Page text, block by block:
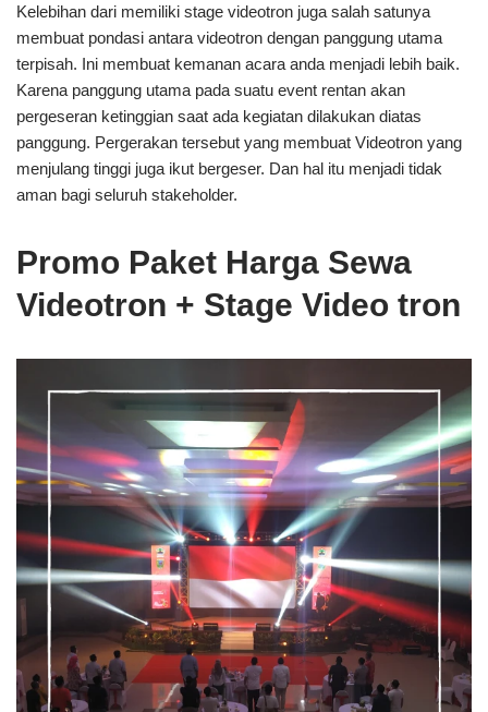
Kelebihan dari memiliki stage videotron juga salah satunya
membuat pondasi antara videotron dengan panggung utama
terpisah. Ini membuat kemanan acara anda menjadi lebih baik.
Karena panggung utama pada suatu event rentan akan
pergeseran ketinggian saat ada kegiatan dilakukan diatas
panggung. Pergerakan tersebut yang membuat Videotron yang
menjulang tinggi juga ikut bergeser. Dan hal itu menjadi tidak
aman bagi seluruh stakeholder.
Promo Paket Harga Sewa
Videotron + Stage Video tron